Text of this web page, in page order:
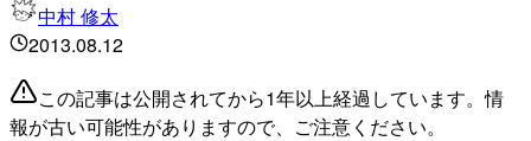
中村 修太
2013.08.12
この記事は公開されてから1年以上経過しています。情
報が古い可能性がありますので、ご注意ください。